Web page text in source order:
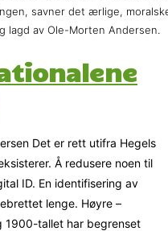
savner det ærlige,
lagd av Ole-Morten Andersen.
Det er rett utifra Hegels
Å redusere noen til
ID. En identifisering av
lenge. Høyre –
1900-tallet har begrenset